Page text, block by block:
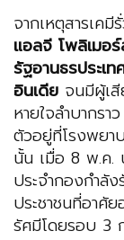
จากเหตุสารเคมี
แอลจี โพลิเมอ
รัฐอานธรประเ
อินเดีย จนมีผู้เ
หายใจลำบากร
ตัวอยู่ที่โรงพยา
นั้น เมื่อ 8 พ.ค.
ประจำกองกำลั
ประชาชนที่อาศั
รัศมีโดยรอบ 3